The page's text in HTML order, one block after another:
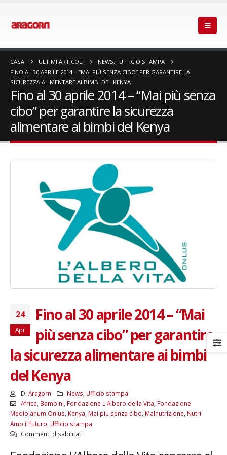
CASA ULTIMI ARTICOLI NEWS,
UFFICIO STAMPA
FINO AL 30 APRILE 2014 – “MAI PIÙ SENZA CIBO” PER GARANTIRE LA
SICUREZZA ALIMENTARE AI BIMBI DEL KENYA
Fino al 30 aprile 2014 – “Mai più senza
cibo” per garantire la sicurezza
alimentare ai bimbi del Kenya
24
Apr
Fino al 30 aprile 2014 – “Mai
più senza cibo” per garantire
la sicurezza alimentare ai bimbi
del Kenya
Di Aragorn News Ufficio stampa
Africa Bambini Fondazione L'Albero della Vita Fondazione
Mediolanum Onlus Kenya Mai più senza cibo Malnutrizione Nutri-
Amo il futuro Ufficio stampa
Commenti disabilitatisu